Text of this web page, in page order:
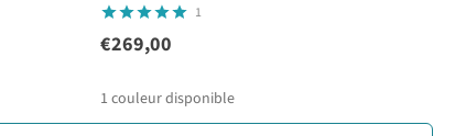
1
€269,00
1 couleur disponible